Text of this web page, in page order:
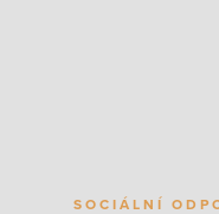
SOCIÁLNÍ